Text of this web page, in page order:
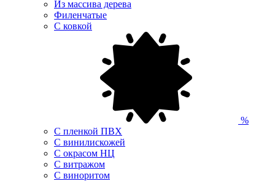
Из массива дерева
Филенчатые
С ковкой
%
С пленкой ПВХ
С винилискожей
С окрасом НЦ
С витражом
С виноритом